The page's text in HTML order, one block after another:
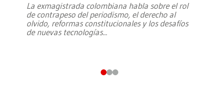
La exmagistrada colombiana habla sobre el rol
de contrapeso del periodismo, el derecho al
olvido, reformas constitucionales y los desafíos
de nuevas tecnologías...